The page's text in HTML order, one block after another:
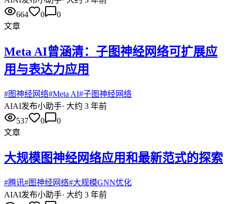
664
0
0
文章
Meta AI曾涵清：子图神经网络可扩展应
用与表达力应用
#图神经网络#Meta AI#子图神经网络
AIAI发布小助手· 大约 3 年前
537
0
0
文章
大规模图神经网络应用和最新范式的探索
#腾讯#图神经网络#大规模GNN优化
AIAI发布小助手· 大约 3 年前